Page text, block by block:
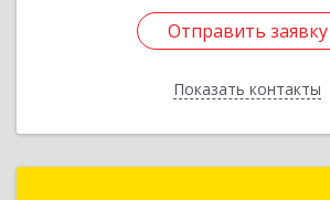
Отправить заявку
Показать контакты
Отправить заявку
Назад